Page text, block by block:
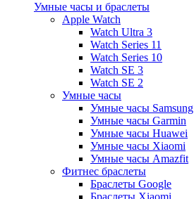
Умные часы и браслеты
Apple Watch
Watch Ultra 3
Watch Series 11
Watch Series 10
Watch SE 3
Watch SE 2
Умные часы
Умные часы Samsung
Умные часы Garmin
Умные часы Huawei
Умные часы Xiaomi
Умные часы Amazfit
Фитнес браслеты
Браслеты Google
Браслеты Xiaomi